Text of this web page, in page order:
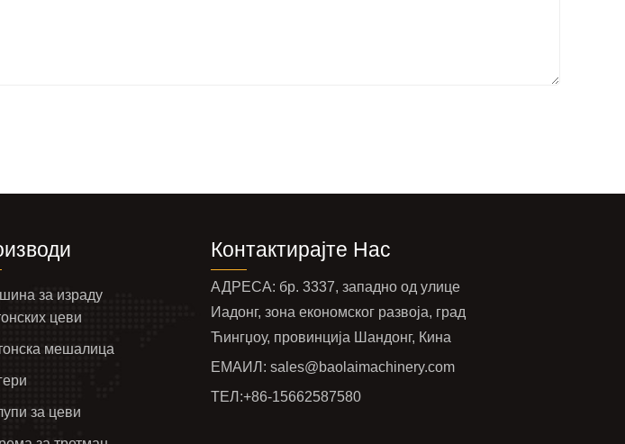
за израду
цеви
мешалица
за цеви
Контактирајте Нас
АДРЕСА: бр. 3337, западно од улице
Иадонг, зона економског развоја, град
Ћингџоу, провинција Шандонг, Кина
ЕМАИЛ:sales@baolaimachinery.com
ТЕЛ:+86-15662587580